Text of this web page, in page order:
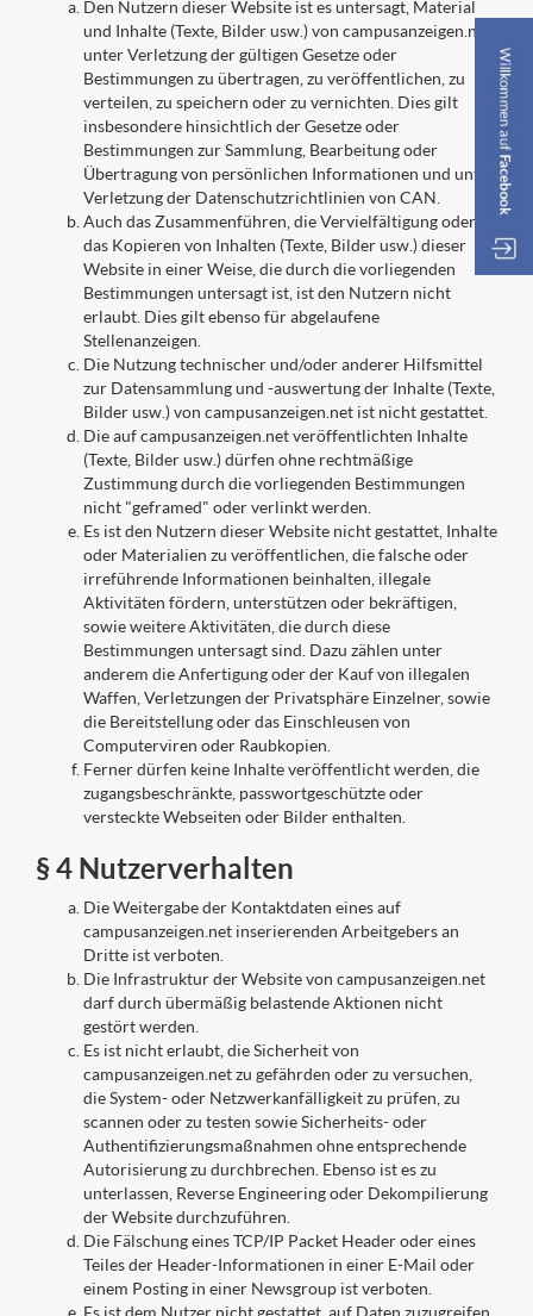
Den Nutzern dieser Website ist es untersagt, Material
und Inhalte (Texte, Bilder usw.) von campusanzeigen.net
unter Verletzung der gültigen Gesetze oder
Bestimmungen zu übertragen, zu veröffentlichen, zu
verteilen, zu speichern oder zu vernichten. Dies gilt
insbesondere hinsichtlich der Gesetze oder
Bestimmungen zur Sammlung, Bearbeitung oder
Übertragung von persönlichen Informationen und unter
Verletzung der Datenschutzrichtlinien von CAN.
Auch das Zusammenführen, die Vervielfältigung oder
das Kopieren von Inhalten (Texte, Bilder usw.) dieser
Website in einer Weise, die durch die vorliegenden
Bestimmungen untersagt ist, ist den Nutzern nicht
erlaubt. Dies gilt ebenso für abgelaufene
Stellenanzeigen.
Die Nutzung technischer und/oder anderer Hilfsmittel
zur Datensammlung und -auswertung der Inhalte (Texte,
Bilder usw.) von campusanzeigen.net ist nicht gestattet.
Die auf campusanzeigen.net veröffentlichten Inhalte
(Texte, Bilder usw.) dürfen ohne rechtmäßige
Zustimmung durch die vorliegenden Bestimmungen
nicht "geframed" oder verlinkt werden.
Es ist den Nutzern dieser Website nicht gestattet, Inhalte
oder Materialien zu veröffentlichen, die falsche oder
irreführende Informationen beinhalten, illegale
Aktivitäten fördern, unterstützen oder bekräftigen,
sowie weitere Aktivitäten, die durch diese
Bestimmungen untersagt sind. Dazu zählen unter
anderem die Anfertigung oder der Kauf von illegalen
Waffen, Verletzungen der Privatsphäre Einzelner, sowie
die Bereitstellung oder das Einschleusen von
Computerviren oder Raubkopien.
Ferner dürfen keine Inhalte veröffentlicht werden, die
zugangsbeschränkte, passwortgeschützte oder
versteckte Webseiten oder Bilder enthalten.
§ 4 Nutzerverhalten
Die Weitergabe der Kontaktdaten eines auf
campusanzeigen.net inserierenden Arbeitgebers an
Dritte ist verboten.
Die Infrastruktur der Website von campusanzeigen.net
darf durch übermäßig belastende Aktionen nicht
gestört werden.
Es ist nicht erlaubt, die Sicherheit von
campusanzeigen.net zu gefährden oder zu versuchen,
die System- oder Netzwerkanfälligkeit zu prüfen, zu
scannen oder zu testen sowie Sicherheits- oder
Authentifizierungsmaßnahmen ohne entsprechende
Autorisierung zu durchbrechen. Ebenso ist es zu
unterlassen, Reverse Engineering oder Dekompilierung
der Website durchzuführen.
Die Fälschung eines TCP/IP Packet Header oder eines
Teiles der Header-Informationen in einer E-Mail oder
einem Posting in einer Newsgroup ist verboten.
Es ist dem Nutzer nicht gestattet, auf Daten zuzugreifen,